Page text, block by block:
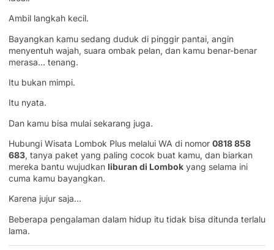
Ambil langkah kecil.
Bayangkan kamu sedang duduk di pinggir pantai, angin
menyentuh wajah, suara ombak pelan, dan kamu benar-benar
merasa… tenang.
Itu bukan mimpi.
Itu nyata.
Dan kamu bisa mulai sekarang juga.
Hubungi Wisata Lombok Plus melalui WA di nomor 0818 858
683, tanya paket yang paling cocok buat kamu, dan biarkan
mereka bantu wujudkan liburan di Lombok yang selama ini
cuma kamu bayangkan.
Karena jujur saja…
Beberapa pengalaman dalam hidup itu tidak bisa ditunda terlalu
lama.